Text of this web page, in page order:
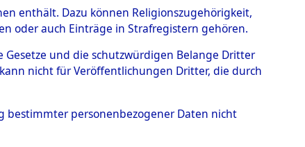
Dokumente
D´Identification"
enthält. Dazu können Religionszugehörigkeit,
oder auch Einträge in Strafregistern gehören.
Gesetze und die schutzwürdigen Belange Dritter
nicht für Veröffentlichungen Dritter, die durch
bestimmter personenbezogener Daten nicht